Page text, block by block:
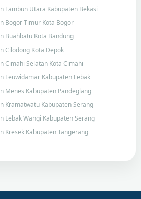
Tambun Utara Kabupaten Bekasi
Bogor Timur Kota Bogor
Buahbatu Kota Bandung
Cilodong Kota Depok
Cimahi Selatan Kota Cimahi
Leuwidamar Kabupaten Lebak
Menes Kabupaten Pandeglang
Kramatwatu Kabupaten Serang
Lebak Wangi Kabupaten Serang
Kresek Kabupaten Tangerang